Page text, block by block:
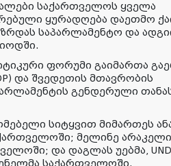
საქართველოს ყველა
ყურადღება დაეთმო
საპარლამენტო და
ფორუმი გაიმართა
და შვედეთის მთავრობის
გენდერული
სიტყვით მიმართეს
მელინე
და დაგლას უებმა,
საქართველოში.